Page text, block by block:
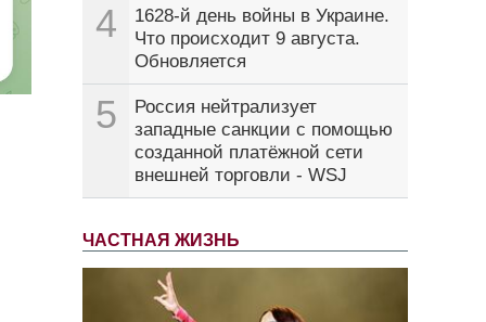
4
1628-й день войны в Украине.
Что происходит 9 августа.
Обновляется
5
Россия нейтрализует
западные санкции с помощью
созданной платёжной сети
внешней торговли - WSJ
ЧАСТНАЯ ЖИЗНЬ